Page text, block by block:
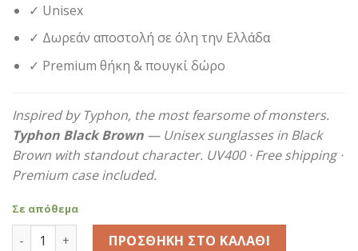
✓ Unisex
✓ Δωρεάν αποστολή σε όλη την Ελλάδα
✓ Premium θήκη & πουγκί δώρο
Inspired by Typhon, the most fearsome of monsters.
Typhon Black Brown — Unisex sunglasses in Black
Brown with standout character. UV400 · Free shipping ·
Premium case included.
Σε απόθεμα
Typhon Black Brown ποσότητα
ΠΡΟΣΘΉΚΗ ΣΤΟ ΚΑΛΆΘΙ